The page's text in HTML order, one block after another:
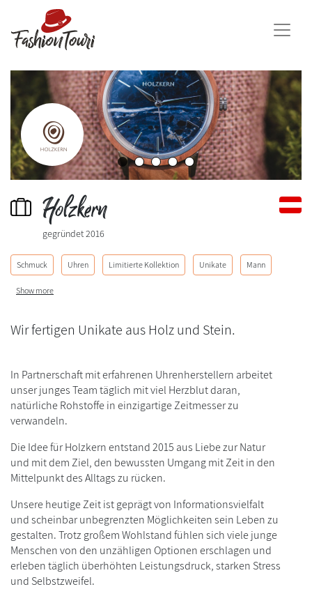
Holzkern
gegründet 2016
Schmuck Uhren Limitierte Kollektion Unikate Mann
Show more
Wir fertigen Unikate aus Holz und Stein.
In Partnerschaft mit erfahrenen Uhrenherstellern arbeitet
unser junges Team täglich mit viel Herzblut daran,
natürliche Rohstoffe in einzigartige Zeitmesser zu
verwandeln.
Die Idee für Holzkern entstand 2015 aus Liebe zur Natur
und mit dem Ziel, den bewussten Umgang mit Zeit in den
Mittelpunkt des Alltags zu rücken.
Unsere heutige Zeit ist geprägt von Informationsvielfalt
und scheinbar unbegrenzten Möglichkeiten sein Leben zu
gestalten. Trotz großem Wohlstand fühlen sich viele junge
Menschen von den unzähligen Optionen erschlagen und
erleben täglich überhöhten Leistungsdruck, starken Stress
und Selbstzweifel.